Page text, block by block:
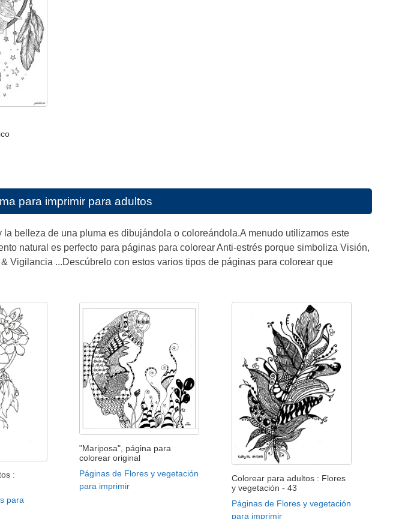
para imprimir para adultos
belleza de una pluma es dibujándola o coloreándola.A menudo utilizamos este
natural es perfecto para páginas para colorear Anti-estrés porque simboliza Visión,
Vigilancia ...Descúbrelo con estos varios tipos de páginas para colorear que
:
para
"Mariposa", página para
colorear original
Páginas de Flores y vegetación
para imprimir
Colorear para adultos : Flores
y vegetación - 43
Páginas de Flores y vegetación
para imprimir